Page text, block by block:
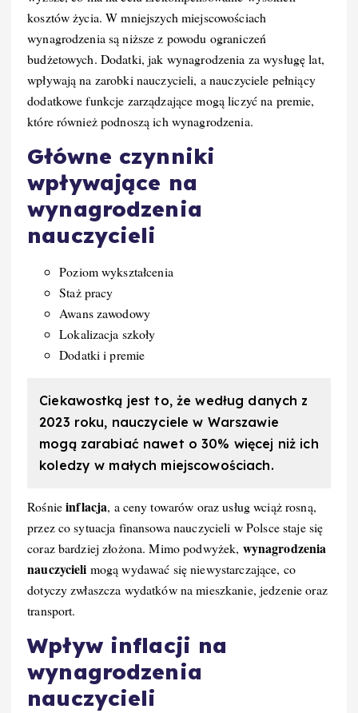
kosztów życia. W mniejszych miejscowościach
wynagrodzenia są niższe z powodu ograniczeń
budżetowych. Dodatki, jak wynagrodzenia za wysługę lat,
wpływają na zarobki nauczycieli, a nauczyciele pełniący
dodatkowe funkcje zarządzające mogą liczyć na premie,
które również podnoszą ich wynagrodzenia.
Główne czynniki
wpływające na
wynagrodzenia
nauczycieli
Poziom wykształcenia
Staż pracy
Awans zawodowy
Lokalizacja szkoły
Dodatki i premie
Ciekawostką jest to, że według danych z
2023 roku, nauczyciele w Warszawie
mogą zarabiać nawet o 30% więcej niż ich
koledzy w małych miejscowościach.
Rośnieinflacja, a ceny towarów oraz usług wciąż rosną,
przez co sytuacja finansowa nauczycieli w Polsce staje się
coraz bardziej złożona. Mimo podwyżek, wynagrodzenia
nauczycieli mogą wydawać się niewystarczające, co
dotyczy zwłaszcza wydatków na mieszkanie, jedzenie oraz
transport.
Wpływ inflacji na
wynagrodzenia
nauczycieli